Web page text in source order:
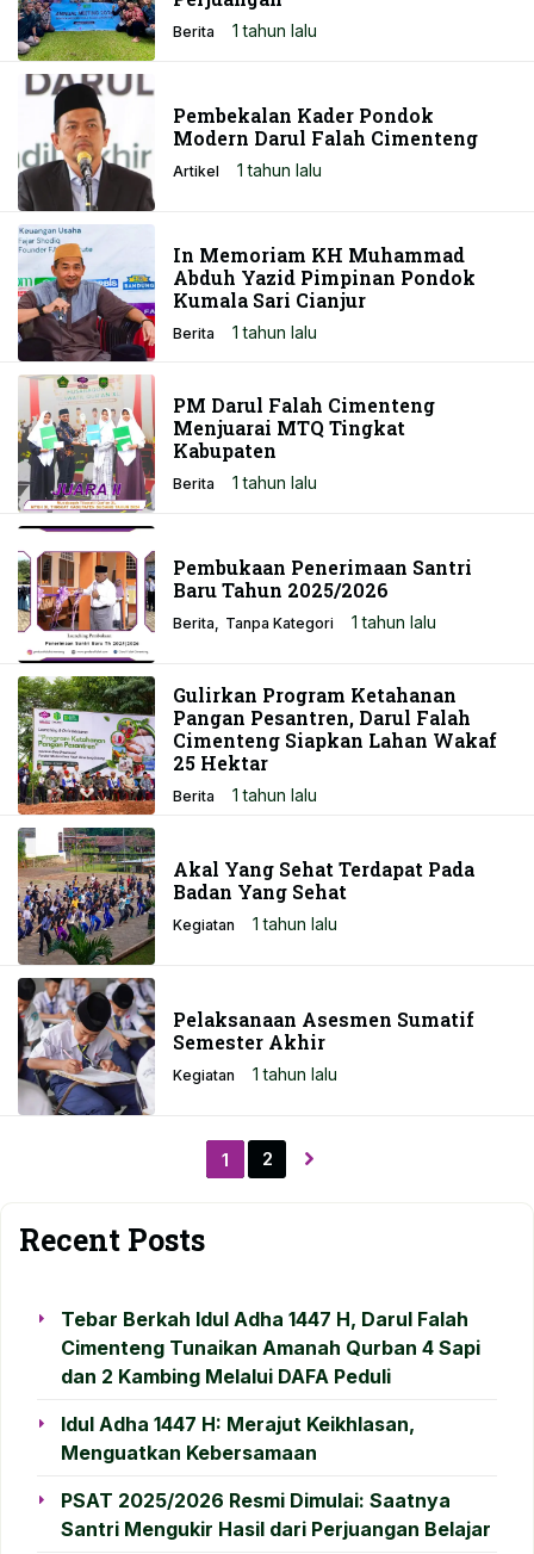
Berita 1 tahun lalu
Pembekalan Kader Pondok
Modern Darul Falah Cimenteng
Artikel 1 tahun lalu
In Memoriam KH Muhammad
Abduh Yazid Pimpinan Pondok
Kumala Sari Cianjur
Berita 1 tahun lalu
PM Darul Falah Cimenteng
Menjuarai MTQ Tingkat
Kabupaten
Berita 1 tahun lalu
Pembukaan Penerimaan Santri
Baru Tahun 2025/2026
Berita Tanpa Kategori 1 tahun lalu
Gulirkan Program Ketahanan
Pangan Pesantren, Darul Falah
Cimenteng Siapkan Lahan Wakaf
25 Hektar
Berita 1 tahun lalu
Akal Yang Sehat Terdapat Pada
Badan Yang Sehat
Kegiatan 1 tahun lalu
Pelaksanaan Asesmen Sumatif
Semester Akhir
Kegiatan 1 tahun lalu
1 2
Recent Posts
Tebar Berkah Idul Adha 1447 H, Darul Falah
Cimenteng Tunaikan Amanah Qurban 4 Sapi
dan 2 Kambing Melalui DAFA Peduli
Idul Adha 1447 H: Merajut Keikhlasan,
Menguatkan Kebersamaan
PSAT 2025/2026 Resmi Dimulai: Saatnya
Santri Mengukir Hasil dari Perjuangan Belajar